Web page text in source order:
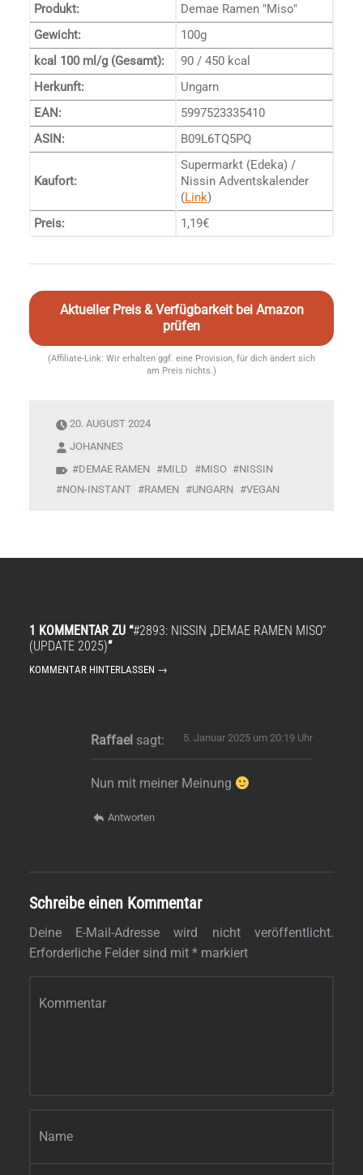
Produkt:
Demae Ramen "Miso"
Gewicht:
100g
kcal 100 ml/g (Gesamt):
90 / 450 kcal
Herkunft:
Ungarn
EAN:
5997523335410
ASIN:
B09L6TQ5PQ
Kaufort:
Supermarkt (Edeka) /
Nissin Adventskalender
(Link)
Preis:
1,19€
Aktueller Preis & Verfügbarkeit bei Amazon
prüfen
(Affiliate-Link: Wir erhalten ggf. eine Provision, für dich ändert sich
am Preis nichts.)
20. AUGUST 2024
JOHANNES
DEMAE RAMEN
MILD MISO
NISSIN
NON-INSTANT
RAMEN UNGARN VEGAN
1 KOMMENTAR ZU “#2893: NISSIN „DEMAE RAMEN MISO“
(UPDATE 2025)”
KOMMENTAR HINTERLASSEN →
Raffael sagt: 5. Januar 2025 um 20:19 Uhr
Nun mit meiner Meinung
Antworten
Schreibe einen Kommentar
Deine E-Mail-Adresse wird nicht veröffentlicht.
Erforderliche Felder sind mit *markiert